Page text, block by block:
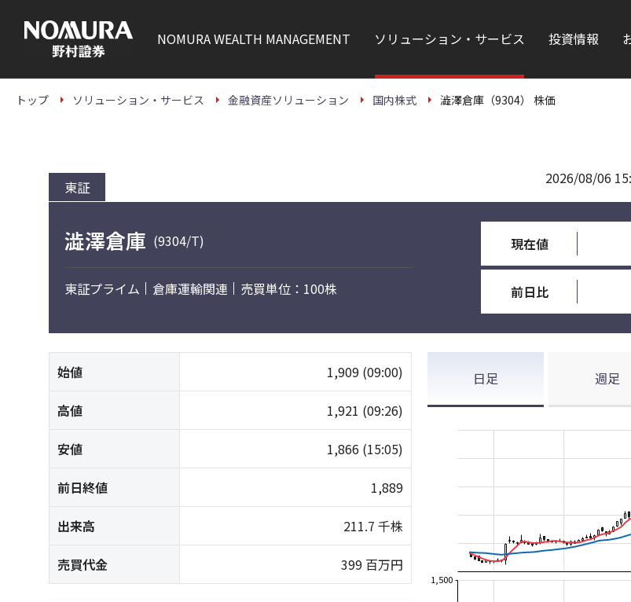
本
NOMURAWEALTH MANAGEMENT ソリューション・サービス 投資情報
トップ ソリューション・サービス 金融資産ソリューション 国内株式 澁澤倉庫（9304） 株価
東証 2026/08/06
澁澤倉庫 (9304/T)
東証プライム 倉庫運輸関連 売買単位：100株
現在値
前日比
始値 1,909 (09:00)
高値 1,921 (09:26)
安値 1,866 (15:05)
前日終値 1,889
出来高 211.7 千株
売買代金 399 百万円
日足 週足
1,500